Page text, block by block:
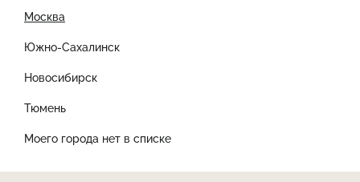
Москва
Южно-Сахалинск
Новосибирск
Тюмень
Моего города нет в списке